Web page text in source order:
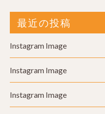
最近の投稿
Instagram Image
Instagram Image
Instagram Image